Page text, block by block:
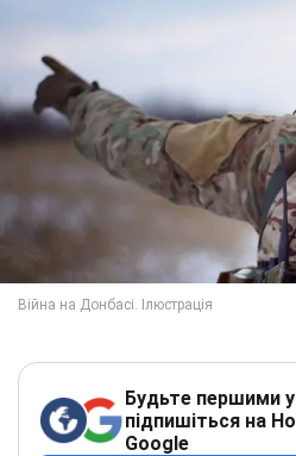
Будьте першими
підпишіться на
Google